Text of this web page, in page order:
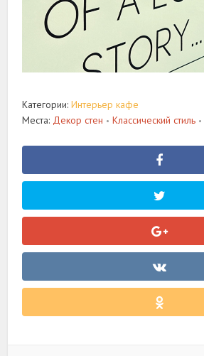
Категории:Интерьер кафе
Места: Декор стен • Классический стиль •